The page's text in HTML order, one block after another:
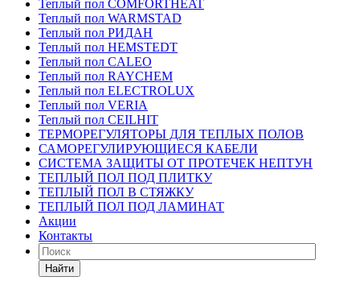
Теплый пол COMFORTHEAT
Теплый пол WARMSTAD
Теплый пол РИДАН
Теплый пол HEMSTEDT
Теплый пол CALEO
Теплый пол RAYCHEM
Теплый пол ELECTROLUX
Теплый пол VERIA
Теплый пол CEILHIT
ТЕРМОРЕГУЛЯТОРЫ ДЛЯ ТЕПЛЫХ ПОЛОВ
САМОРЕГУЛИРУЮЩИЕСЯ КАБЕЛИ
СИСТЕМА ЗАЩИТЫ ОТ ПРОТЕЧЕК НЕПТУН
ТЕПЛЫЙ ПОЛ ПОД ПЛИТКУ
ТЕПЛЫЙ ПОЛ В СТЯЖКУ
ТЕПЛЫЙ ПОЛ ПОД ЛАМИНАТ
Акции
Контакты
Найти